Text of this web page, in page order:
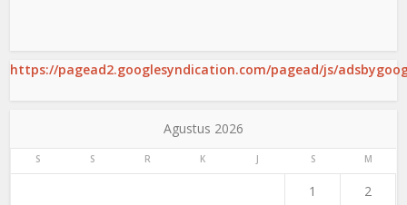
https://pagead2.googlesyndication.com/pagead/js/
Agustus 2026
S S R K J S M
1 2